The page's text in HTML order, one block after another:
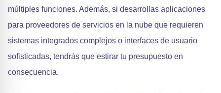
múltiples funciones. Además, si desarrollas aplicaciones
para proveedores de servicios en la nube que requieren
sistemas integrados complejos o interfaces de usuario
sofisticadas, tendrás que estirar tu presupuesto en
consecuencia.